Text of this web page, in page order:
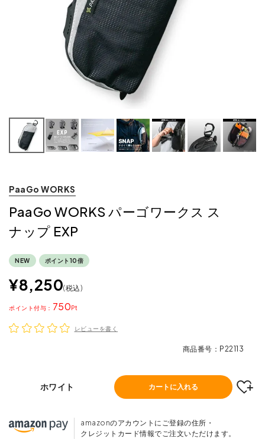
PaaGo WORKS
PaaGo WORKS パーゴワークス ス
ナップ EXP
NEW ポイント10倍
¥8,250 税込
750
ポイント
レビューを書く
商品番号 P22113
ホワイト カートに入れる
amazonのアカウントにご登録の住所・
クレジットカード情報でご注文いただけます。